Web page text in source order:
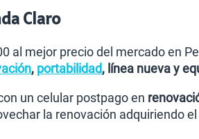
Claro
al mejor precio del mercado en
, portabilidad, línea nueva y
un celular postpago en
la renovación adquiriendo